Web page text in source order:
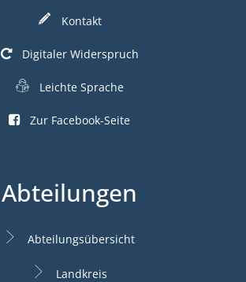
Kontakt
Digitaler Widerspruch
Leichte Sprache
Zur Facebook-Seite
Abteilungen
Abteilungsübersicht
Landkreis